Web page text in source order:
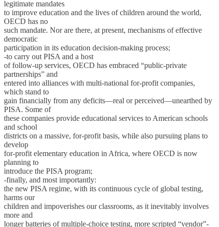
legitimate mandates
to improve education and the lives of children around the world,
OECD has no
such mandate. Nor are there, at present, mechanisms of effective
democratic
participation in its education decision-making process;
-to carry out PISA and a host
of follow-up services, OECD has embraced “public-private
partnerships” and
entered into alliances with multi-national for-profit companies,
which stand to
gain financially from any deficits—real or perceived—unearthed by
PISA. Some of
these companies provide educational services to American schools
and school
districts on a massive, for-profit basis, while also pursuing plans to
develop
for-profit elementary education in Africa, where OECD is now
planning to
introduce the PISA program;
-finally, and most importantly:
the new PISA regime, with its continuous cycle of global testing,
harms our
children and impoverishes our classrooms, as it inevitably involves
more and
longer batteries of multiple-choice testing, more scripted “vendor”-